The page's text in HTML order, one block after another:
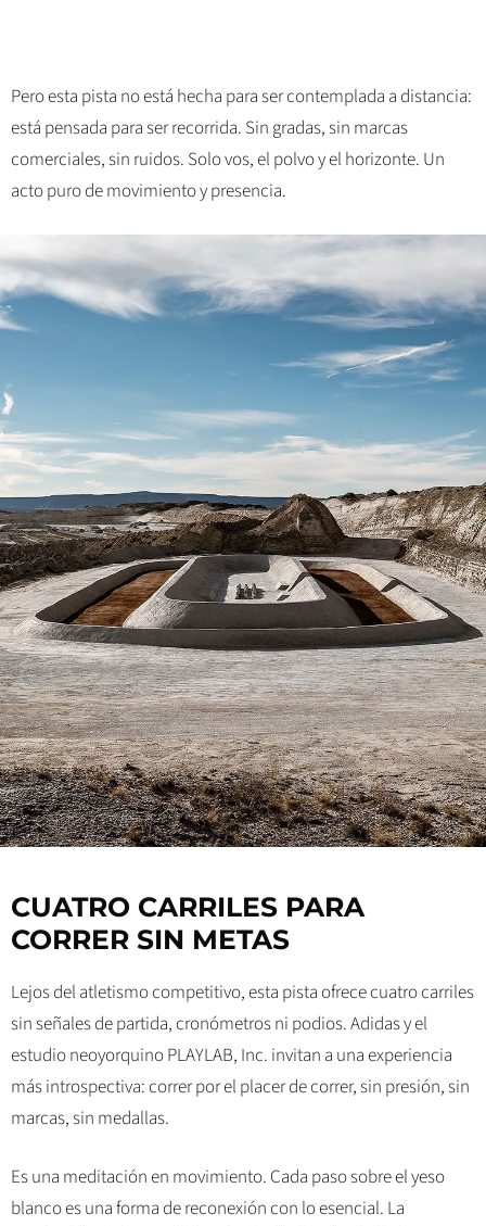
Pero esta pista no está hecha para ser contemplada a distancia:
está pensada para ser recorrida. Sin gradas, sin marcas
comerciales, sin ruidos. Solo vos, el polvo y el horizonte. Un
acto puro de movimiento y presencia.
CUATRO CARRILES PARA
CORRER SIN METAS
Lejos del atletismo competitivo, esta pista ofrece cuatro carriles
sin señales de partida, cronómetros ni podios. Adidas y el
estudio neoyorquino PLAYLAB, Inc. invitan a una experiencia
más introspectiva: correr por el placer de correr, sin presión, sin
marcas, sin medallas.
Es una meditación en movimiento. Cada paso sobre el yeso
blanco es una forma de reconexión con lo esencial. La